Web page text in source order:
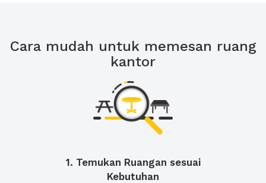
Cara mudah untuk memesan ruang
kantor
1. Temukan Ruangan sesuai
Kebutuhan